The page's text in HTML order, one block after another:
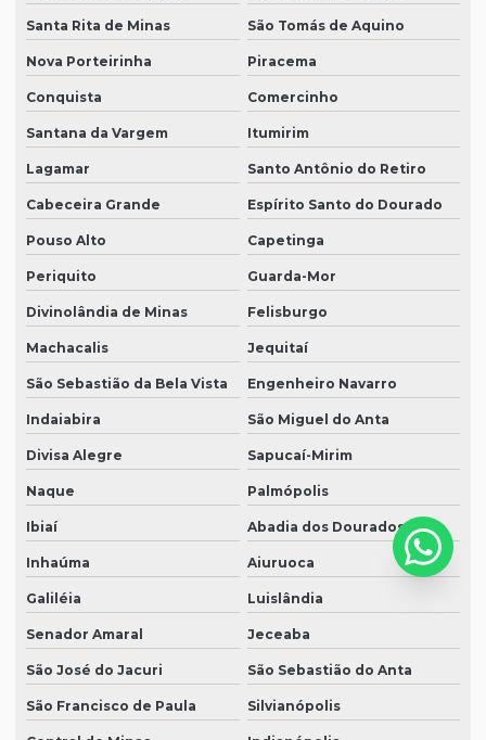
Santa Rita de Minas São Tomás de Aquino
Nova Porteirinha Piracema
Conquista Comercinho
Santana da Vargem Itumirim
Lagamar Santo Antônio do Retiro
Cabeceira Grande Espírito Santo do Dourado
Pouso Alto Capetinga
Periquito Guarda-Mor
Divinolândia de Minas Felisburgo
Machacalis Jequitaí
São Sebastião da Bela Vista Engenheiro Navarro
Indaiabira São Miguel do Anta
Divisa Alegre Sapucaí-Mirim
Naque Palmópolis
Ibiaí Abadia dos Dourados
Inhaúma Aiuruoca
Galiléia Luislândia
Senador Amaral Jeceaba
São José do Jacuri São Sebastião do Anta
São Francisco de Paula Silvianópolis